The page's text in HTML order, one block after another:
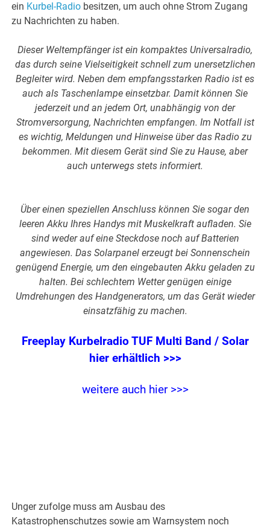
ein Kurbel-Radio besitzen, um auch ohne Strom Zugang
zu Nachrichten zu haben.
Dieser Weltempfänger ist ein kompaktes Universalradio,
das durch seine Vielseitigkeit schnell zum unersetzlichen
Begleiter wird. Neben dem empfangsstarken Radio ist es
auch als Taschenlampe einsetzbar. Damit können Sie
jederzeit und an jedem Ort, unabhängig von der
Stromversorgung, Nachrichten empfangen. Im Notfall ist
es wichtig, Meldungen und Hinweise über das Radio zu
bekommen. Mit diesem Gerät sind Sie zu Hause, aber
auch unterwegs stets informiert.
Über einen speziellen Anschluss können Sie sogar den
leeren Akku Ihres Handys mit Muskelkraft aufladen. Sie
sind weder auf eine Steckdose noch auf Batterien
angewiesen. Das Solarpanel erzeugt bei Sonnenschein
genügend Energie, um den eingebauten Akku geladen zu
halten. Bei schlechtem Wetter genügen einige
Umdrehungen des Handgenerators, um das Gerät wieder
einsatzfähig zu machen.
Freeplay Kurbelradio TUF Multi Band / Solar
hier erhältlich >>>
weitere auch hier >>>
Unger zufolge muss am Ausbau des
Katastrophenschutzes sowie am Warnsystem noch